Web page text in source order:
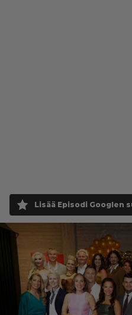
Lisää Episodi Googlen